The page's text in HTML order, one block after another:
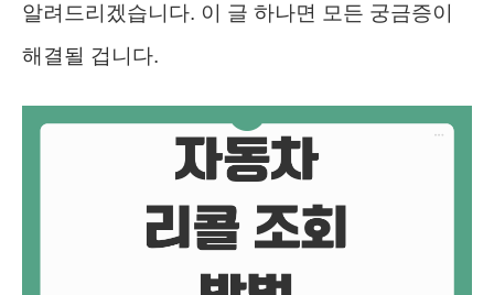
알려드리겠습니다. 이 글 하나면 모든 궁금증이
해결될 겁니다.